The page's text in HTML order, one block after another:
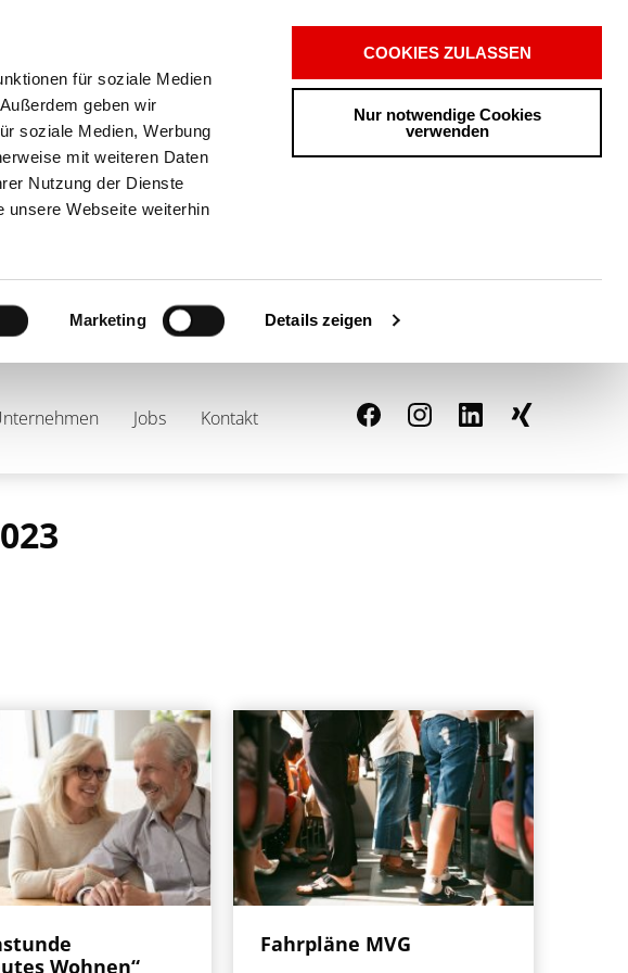
für soziale Medien
geben wir
soziale Medien, Werbung
mit weiteren Daten
Nutzung der Dienste
unsere Webseite weiterhin
Marketing Details zeigen
COOKIES ZULASSEN
Nur notwendige Cookies
verwenden
Jobs Kontakt
Wohnen“
Fahrpläne MVG